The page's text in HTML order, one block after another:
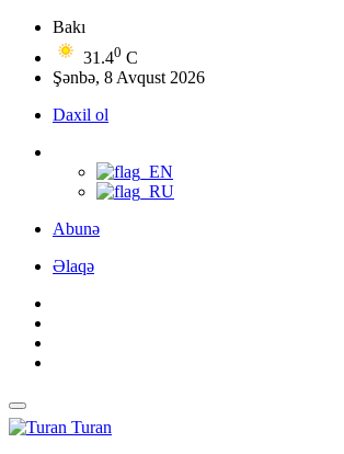
Bakı
31.40 C
Şənbə, 8 Avqust 2026
Daxil ol
Abunə
Əlaqə
Turan